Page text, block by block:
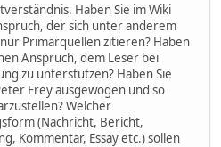
Haben Sie im Wiki
der sich unter anderem
Primärquellen zitieren? Haben
Anspruch, dem Leser bei
zu unterstützen? Haben Sie
Frey ausgewogen und so
Welcher
(Nachricht, Bericht,
Kommentar, Essay etc.) sollen